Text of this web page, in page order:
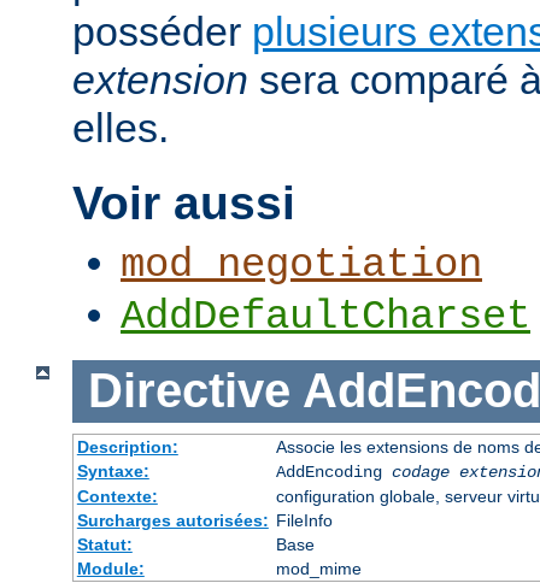
posséder plusieurs
extension sera comparé
elles.
Voir aussi
mod_negotiation
AddDefaultCharset
Directive
Description:
Associe les extensions de noms
Syntaxe:
AddEncoding codage
Contexte:
configuration globale, serveur
Surcharges autorisées: FileInfo
Statut:
Base
Module:
mod_mime